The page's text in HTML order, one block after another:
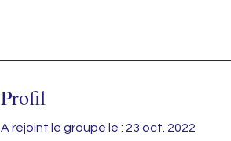
Profil
A rejoint le groupe le : 23 oct. 2022